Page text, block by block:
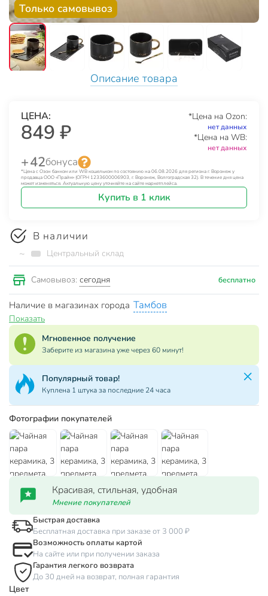
Только самовывоз
Описание товара
ЦЕНА:
849 ₽
*Цена на Ozon:
нет данных
*Цена на WB:
нет данных
+ 42бонуса
*Цена с Озон банком или WB кошельком по состоянию на 06.08.2026 для региона г. Воронеж у
продавца ООО «Прайм» (ОГРН 1233600006903, г. Воронеж, Волгоградская 32). В течение дня цена
может изменяться. Актуальную цену уточняйте на сайте маркетплейса.
Купить в 1 клик
В наличии
~ Центральный склад
Самовывоз: сегодня бесплатно
Наличие в магазинах города Тамбов
Показать
Мгновенное получение
Заберите из магазина уже через 60 минут!
Популярная категория!
За сутки куплено 118 товаров
Фотографии покупателей
Красивая, стильная, удобная
Мнение покупателей
Быстрая доставка
Бесплатная доставка при заказе от 3 000 ₽
Возможность оплаты картой
На сайте или при получении заказа
Гарантия легкого возврата
До 30 дней на возврат, полная гарантия
Цвет